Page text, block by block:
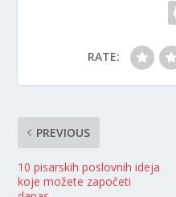
RATE:
PREVIOUS
10 pisarskih poslovnih ideja
koje možete započeti